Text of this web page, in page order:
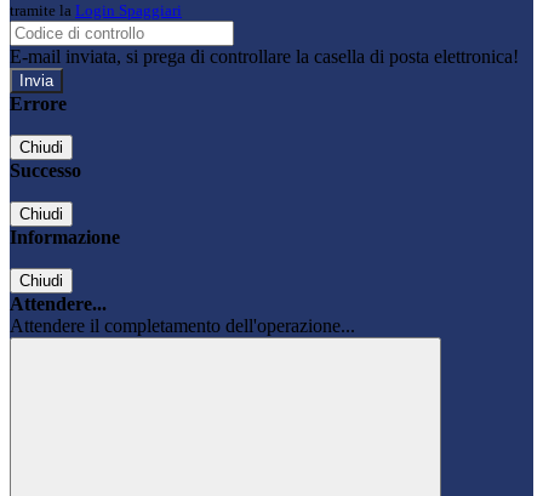
tramite la Login Spaggiari
E-mail inviata, si prega di controllare la casella di posta elettronica!
Errore
Chiudi
Successo
Chiudi
Informazione
Chiudi
Attendere...
Attendere il completamento dell'operazione...